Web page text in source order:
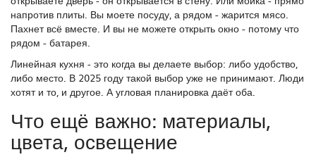
напротив плиты. Вы моете посуду, а рядом - жарится мясо.
Пахнет всё вместе. И вы не можете открыть окно - потому что
рядом - батарея.
Линейная кухня - это когда вы делаете выбор: либо удобство,
либо место. В 2025 году такой выбор уже не принимают. Люди
хотят и то, и другое. А угловая планировка даёт оба.
Что ещё важно: материалы,
цвета, освещение